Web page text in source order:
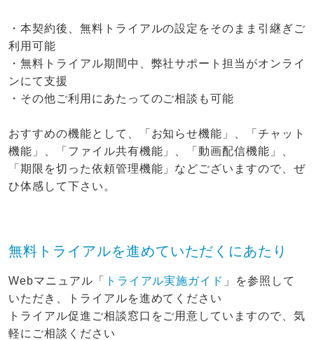
・本契約後、無料トライアルの設定をそのまま引継ぎご
利用可能
・無料トライアル期間中、弊社サポート担当がオンライ
ンにて支援
・その他ご利用にあたってのご相談も可能
おすすめの機能として、「お知らせ機能」、「チャット
機能」、「ファイル共有機能」、「動画配信機能」、
「期限を切った依頼管理機能」などございますので、ぜ
ひ体感して下さい。
無料トライアルを進めていただくにあたり
Webマニュアル「 トライアル実施ガイド 」を参照して
いただき、トライアルを進めてください
トライアル促進ご相談窓⼝をご用意していますので、気
軽にご相談ください